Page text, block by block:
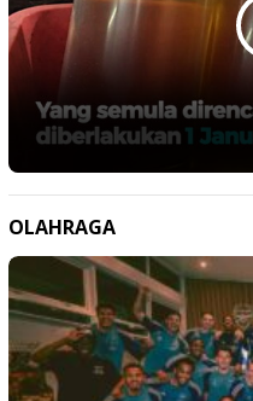
OLAHRAGA